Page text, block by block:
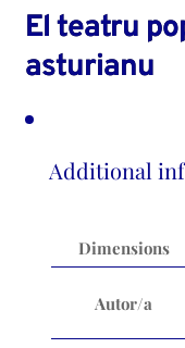
El teatru
asturianu
Additional
Dimensions
Autor/a